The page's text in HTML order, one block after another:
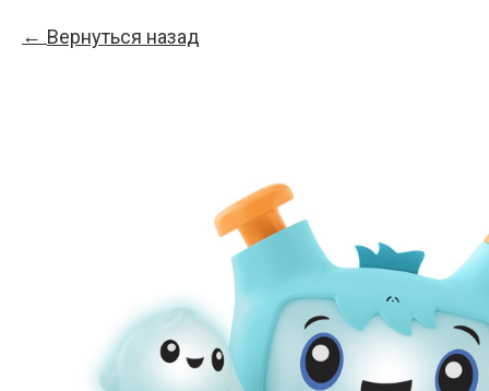
Вернуться назад